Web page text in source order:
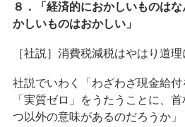
８．「経済的におかしいものは
かしいものはおかしい」
［社説］消費税減税はやはり道
社説でいわく「わざわざ現金給
「実質ゼロ」をうたうことに、
つ以外の意味があるのだろうか